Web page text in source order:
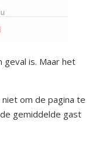
is. Maar het
om de pagina te
gemiddelde gast